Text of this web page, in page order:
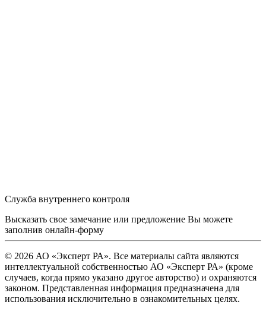
Служба внутреннего контроля
Высказать свое замечание или предложение Вы можете
заполнив онлайн-форму
© 2026 АО «Эксперт РА». Все материалы сайта являются
интеллектуальной собственностью АО «Эксперт РА» (кроме
случаев, когда прямо указано другое авторство) и охраняются
законом. Представленная информация предназначена для
использования исключительно в ознакомительных целях.